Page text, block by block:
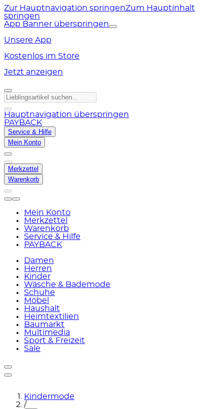
Zur Hauptnavigation springenZum Hauptinhalt
springen
App Banner überspringen
Unsere App
Kostenlos im Store
Jetzt anzeigen
Hauptnavigation überspringen
PAYBACK
Service & Hilfe
Mein Konto
Merkzettel
Warenkorb
Mein Konto
Merkzettel
Warenkorb
Service & Hilfe
PAYBACK
Damen
Herren
Kinder
Wäsche & Bademode
Schuhe
Möbel
Haushalt
Heimtextilien
Baumarkt
Multimedia
Sport & Freizeit
Sale
Kindermode
/